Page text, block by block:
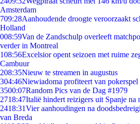
Amsterdam
709:28Aanhoudende droogte veroorzaakt
Holland
008:59Van de Zandschulp overleeft
verder in Montreal
108:56Excelsior opent seizoen met ruime
Cambuur
208:35Nieuw te streamen in augustus
304:46Niewiadoma profiteert van
3500:07Random Pics van de Dag #1979
2718:47Italië hindert reizigers uit Spanje na
2418:31Vier aanhoudingen na
van Breda